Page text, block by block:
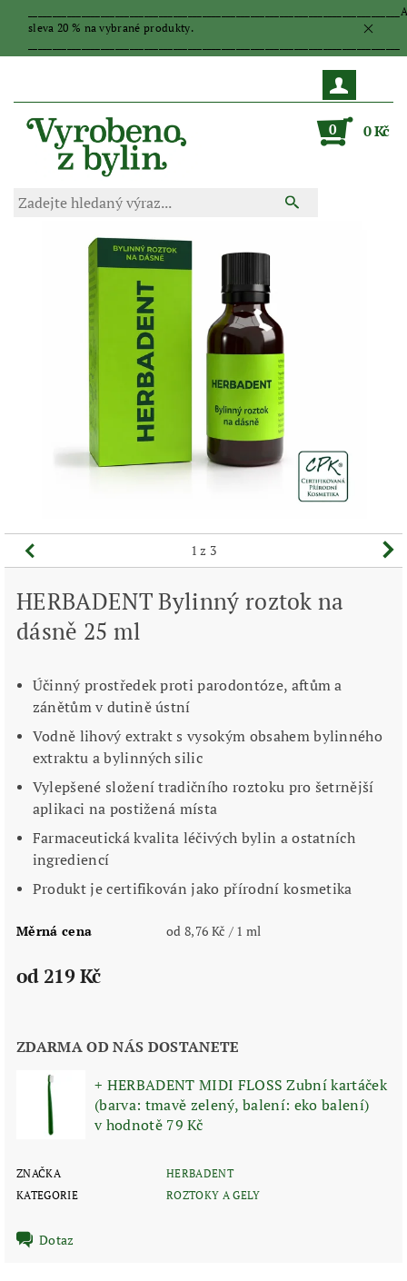
sleva 20 % na vybrané produkty.
0 0 Kč
1 z 3
HERBADENT Bylinný roztok na
dásně 25 ml
Účinný prostředek proti parodontóze, aftům a
zánětům v dutině ústní
Vodně lihový extrakt s vysokým obsahem bylinného
extraktu a bylinných silic
Vylepšené složení tradičního roztoku pro šetrnější
aplikaci na postižená místa
Farmaceutická kvalita léčivých bylin a ostatních
ingrediencí
Produkt je certifikován jako přírodní kosmetika
Měrná cena od 8,76 Kč / 1 ml
od 219 Kč
ZDARMA OD NÁS DOSTANETE
+ HERBADENT MIDI FLOSS Zubní kartáček
(barva: tmavě zelený, balení: eko balení)
v hodnotě 79 Kč
ZNAČKA
HERBADENT
KATEGORIE
ROZTOKY A GELY
Dotaz